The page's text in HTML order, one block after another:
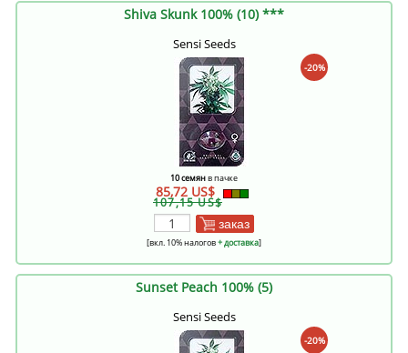
Shiva Skunk 100% (10) ***
Sensi Seeds
-20%
10 семянв пачке
85,72 US$
107,15 US$
заказ
[вкл. 10% налогов+ доставка]
Sunset Peach 100% (5)
Sensi Seeds
-20%